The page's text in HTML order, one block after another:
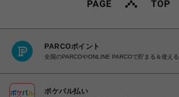
PARCOポイント
全国のPARCOやONLINE PARCOで貯まる＆使える
ポケパル払い